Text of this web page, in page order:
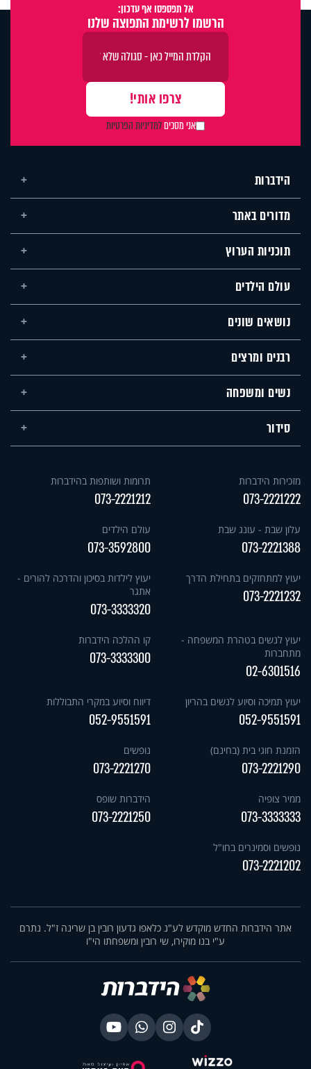
אל תפספסו אף עדכון:
הרשמו לרשימת התפוצה שלנו
אני מסכיםלמדיניות הפרטיות
הידברות
מדורים באתר
תוכניות הערוץ
עולם הילדים
נושאים שונים
רבנים ומרצים
נשים ומשפחה
סידור
מזכירות הידברות
073-2221222
תרומות ושותפות בהידברות
073-2221212
עלון שבת - עונג שבת
073-2221388
עולם הילדים
073-3592800
יעוץ למתחזקים בתחילת הדרך
073-2221232
יעוץ לילדות בסיכון והדרכה להורים -
אתגר
073-3333320
יעוץ לנשים בטהרת המשפחה -
מתחברות
02-6301516
קו ההלכה הידברות
073-3333300
יעוץ תמיכה וסיוע לנשים בהריון
052-9551591
דיווח וסיוע במקרי התבוללות
052-9551591
הזמנת חוגי בית (בחינם)
073-2221290
נופשים
073-2221270
ממיר צופיה
073-3333333
הידברות שופס
073-2221250
נופשים וסמינרים בחו"ל
073-2221202
אתר הידברות החדש מוקדש לע"נ כלאפו גדעון רובין בן שרינה ז"ל. נתרם
ע"י בנו מוקירו, שי רובין ומשפחתו הי"ו